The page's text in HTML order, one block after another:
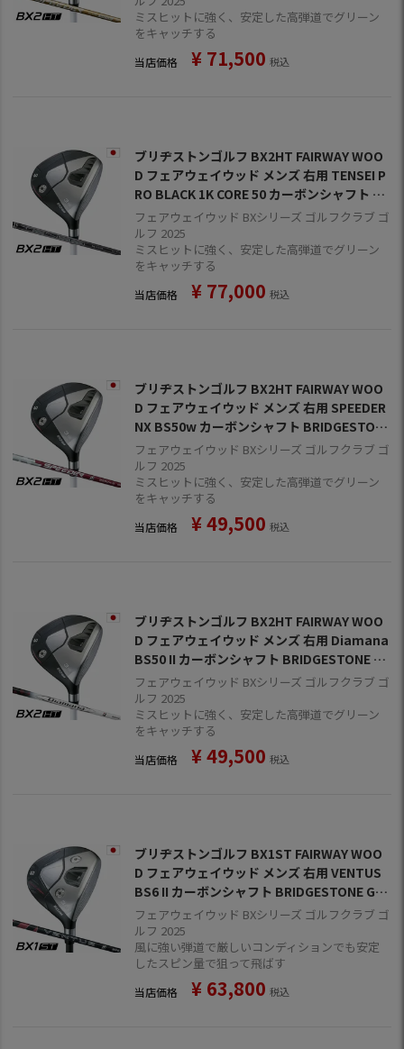
ミスヒットに強く、安定した高弾道でグリーン
をキャッチする
当店価格 ¥ 71,500 税込
ブリヂストンゴルフ BX2HT FAIRWAY WOO
D フェアウェイウッド メンズ 右用 TENSEI P
RO BLACK 1K CORE 50 カーボンシャフト BR
IDGESTONE GOLF 日本正規品 2025年モデル
フェアウェイウッド BXシリーズ ゴルフクラブ ゴ
ルフ 2025
ミスヒットに強く、安定した高弾道でグリーン
をキャッチする
当店価格 ¥ 77,000 税込
ブリヂストンゴルフ BX2HT FAIRWAY WOO
D フェアウェイウッド メンズ 右用 SPEEDER
NX BS50w カーボンシャフト BRIDGESTON
E GOLF 日本正規品 2025年モデル
フェアウェイウッド BXシリーズ ゴルフクラブ ゴ
ルフ 2025
ミスヒットに強く、安定した高弾道でグリーン
をキャッチする
当店価格 ¥49,500 税込
ブリヂストンゴルフ BX2HT FAIRWAY WOO
D フェアウェイウッド メンズ 右用 Diamana
BS50 II カーボンシャフト BRIDGESTONE G
OLF 日本正規品 2025年モデル
フェアウェイウッド BXシリーズ ゴルフクラブ ゴ
ルフ 2025
ミスヒットに強く、安定した高弾道でグリーン
をキャッチする
当店価格 ¥49,500 税込
ブリヂストンゴルフ BX1ST FAIRWAY WOO
D フェアウェイウッド メンズ 右用 VENTUS
BS6 II カーボンシャフト BRIDGESTONE GO
LF 日本正規品 2025年モデル
フェアウェイウッド BXシリーズ ゴルフクラブ ゴ
ルフ 2025
風に強い弾道で厳しいコンディションでも安定
したスピン量で狙って飛ばす
当店価格 ¥ 63,800 税込